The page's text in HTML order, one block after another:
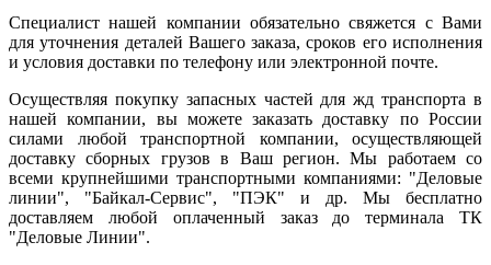
Специалист нашей компании обязательно свяжется с Вами
для уточнения деталей Вашего заказа, сроков его исполнения
и условия доставки по телефону или электронной почте.
Осуществляя покупку запасных частей для жд транспорта в
нашей компании, вы можете заказать доставку по России
силами любой транспортной компании, осуществляющей
доставку сборных грузов в Ваш регион. Мы работаем со
всеми крупнейшими транспортными компаниями: "Деловые
линии", "Байкал-Сервис", "ПЭК" и др. Мы бесплатно
доставляем любой оплаченный заказ до терминала ТК
"Деловые Линии".